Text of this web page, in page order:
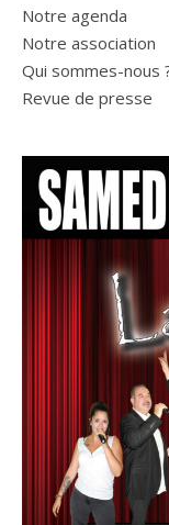
Notre agenda
Notre association
Qui sommes-nous
Revue de presse